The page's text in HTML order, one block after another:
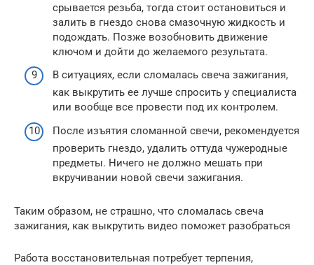
срывается резьба, тогда стоит остановиться и
залить в гнездо снова смазочную жидкость и
подождать. Позже возобновить движение
ключом и дойти до желаемого результата.
В ситуациях, если сломалась свеча зажигания,
как выкрутить ее лучше спросить у специалиста
или вообще все провести под их контролем.
После изъятия сломанной свечи, рекомендуется
проверить гнездо, удалить оттуда чужеродные
предметы. Ничего не должно мешать при
вкручивании новой свечи зажигания.
Таким образом, не страшно, что сломалась свеча
зажигания, как выкрутить видео поможет разобраться
Работа восстановительная потребует терпения,